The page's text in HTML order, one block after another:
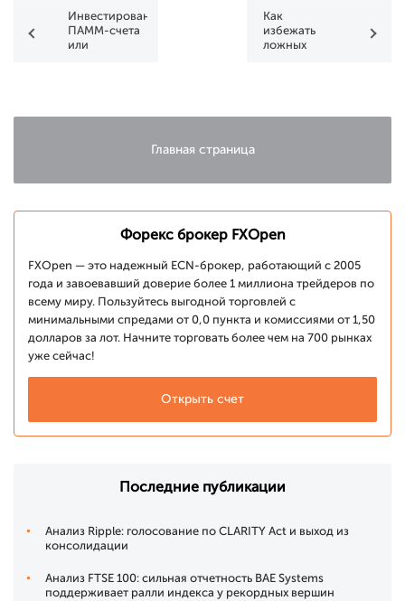
Инвестирование:
ПАММ-счета
или
Как
избежать
ложных
Форекс
Главная страница
Форекс брокер FXOpen
FXOpen — это надежный ECN-брокер, работающий с 2005
года и завоевавший доверие более 1 миллиона трейдеров по
всему миру. Пользуйтесь выгодной торговлей с
минимальными спредами от 0,0 пункта и комиссиями от 1,50
долларов за лот. Начните торговать более чем на 700 рынках
уже сейчас!
Открыть счет
Последние публикации
Анализ Ripple: голосование по CLARITY Act и выход из
консолидации
Анализ FTSE 100: сильная отчетность BAE Systems
поддерживает ралли индекса у рекордных вершин